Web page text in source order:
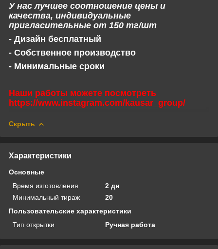
У нас лучшее соотношение цены и
качества, индивидуальные
пригласительные от 150 тг/шт
- Дизайн бесплатный
- Собственное производство
- Минимальные сроки
Наши работы можете посмотреть
https://www.instagram.com/kausar_group/
Скрыть
Характеристики
Основные
Время изготовления
2 дн
Минимальный тираж
20
Пользовательские характеристики
Тип открытки
Ручная работа